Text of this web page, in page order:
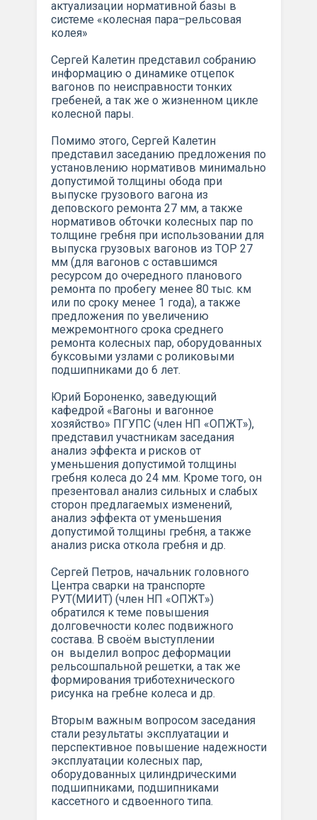
актуализации нормативной базы в
системе «колесная пара–рельсовая
колея»
Сергей Калетин представил собранию
информацию о динамике отцепок
вагонов по неисправности тонких
гребеней, а так же о жизненном цикле
колесной пары.
Помимо этого, Сергей Калетин
представил заседанию предложения по
установлению нормативов минимально
допустимой толщины обода при
выпуске грузового вагона из
деповского ремонта 27 мм, а также
нормативов обточки колесных пар по
толщине гребня при использовании для
выпуска грузовых вагонов из ТОР 27
мм (для вагонов с оставшимся
ресурсом до очередного планового
ремонта по пробегу менее 80 тыс. км
или по сроку менее 1 года), а также
предложения по увеличению
межремонтного срока среднего
ремонта колесных пар, оборудованных
буксовыми узлами с роликовыми
подшипниками до 6 лет.
Юрий Бороненко, заведующий
кафедрой «Вагоны и вагонное
хозяйство» ПГУПС (член НП «ОПЖТ»),
представил участникам заседания
анализ эффекта и рисков от
уменьшения допустимой толщины
гребня колеса до 24 мм. Кроме того, он
презентовал анализ сильных и слабых
сторон предлагаемых изменений,
анализ эффекта от уменьшения
допустимой толщины гребня, а также
анализ риска откола гребня и др.
Сергей Петров, начальник головного
Центра сварки на транспорте
РУТ(МИИТ) (член НП «ОПЖТ»)
обратился к теме повышения
долговечности колес подвижного
состава. В своём выступлении
он выделил вопрос деформации
рельсошпальной решетки, а так же
формирования триботехнического
рисунка на гребне колеса и др.
Вторым важным вопросом заседания
стали результаты эксплуатации и
перспективное повышение надежности
эксплуатации колесных пар,
оборудованных цилиндрическими
подшипниками, подшипниками
кассетного и сдвоенного типа.